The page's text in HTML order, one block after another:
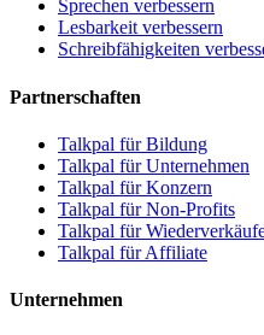
Sprechen verbessern
Lesbarkeit verbessern
Schreibfähigkeiten
Partnerschaften
Talkpal für Bildung
Talkpal für Unternehmen
Talkpal für Konzern
Talkpal für Non-Profits
Talkpal für
Talkpal für Affiliate
Unternehmen